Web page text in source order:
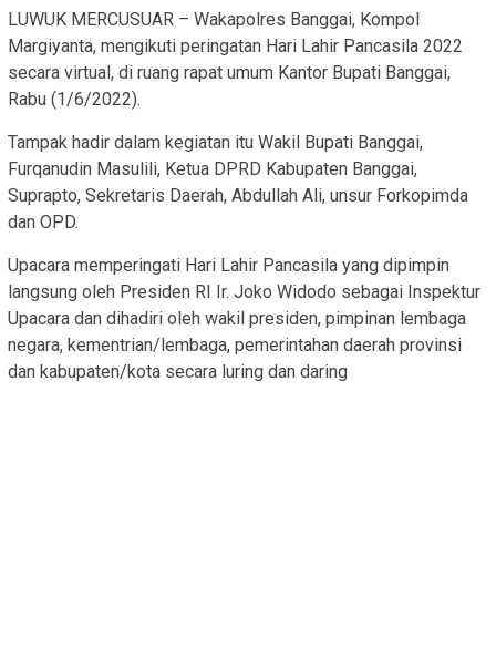
LUWUK MERCUSUAR – Wakapolres Banggai, Kompol
Margiyanta, mengikuti peringatan Hari Lahir Pancasila 2022
secara virtual, di ruang rapat umum Kantor Bupati Banggai,
Rabu (1/6/2022).
Tampak hadir dalam kegiatan itu Wakil Bupati Banggai,
Furqanudin Masulili, Ketua DPRD Kabupaten Banggai,
Suprapto, Sekretaris Daerah, Abdullah Ali, unsur Forkopimda
dan OPD.
Upacara memperingati Hari Lahir Pancasila yang dipimpin
langsung oleh Presiden RI Ir. Joko Widodo sebagai Inspektur
Upacara dan dihadiri oleh wakil presiden, pimpinan lembaga
negara, kementrian/lembaga, pemerintahan daerah provinsi
dan kabupaten/kota secara luring dan daring